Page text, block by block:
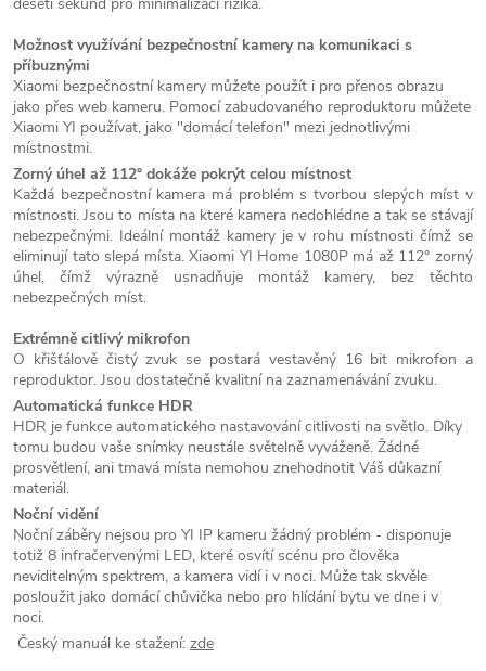
Možnost využívání bezpečnostní kamery na komunikaci s
příbuznými
Xiaomi bezpečnostní kamery můžete použít i pro přenos obrazu
jako přes web kameru. Pomocí zabudovaného reproduktoru můžete
Xiaomi YI používat, jako "domácí telefon" mezi jednotlivými
místnostmi.
Zorný úhel až 112° dokáže pokrýt celou místnost
Každá bezpečnostní kamera má problém s tvorbou slepých míst v
místnosti. Jsou to místa na které kamera nedohlédne a tak se stávají
nebezpečnými. Ideální montáž kamery je v rohu místnosti čímž se
eliminují tato slepá místa. Xiaomi YI Home 1080P má až 112° zorný
úhel, čímž výrazně usnadňuje montáž kamery, bez těchto
nebezpečných míst.
Extrémně citlivý mikrofon
O křišťálově čistý zvuk se postará vestavěný 16 bit mikrofon a
reproduktor. Jsou dostatečně kvalitní na zaznamenávání zvuku.
Automatická funkce HDR
HDR je funkce automatického nastavování citlivosti na světlo. Díky
tomu budou vaše snímky neustále světelně vyváženě. Žádné
prosvětlení, ani tmavá místa nemohou znehodnotit Váš důkazní
materiál.
Noční vidění
Noční záběry nejsou pro YI IP kameru žádný problém - disponuje
totiž 8 infračervenými LED, které osvítí scénu pro člověka
neviditelným spektrem, a kamera vidí i v noci. Může tak skvěle
posloužit jako domácí chůvička nebo pro hlídání bytu ve dne i v
noci.
Český manuál ke stažení: zde